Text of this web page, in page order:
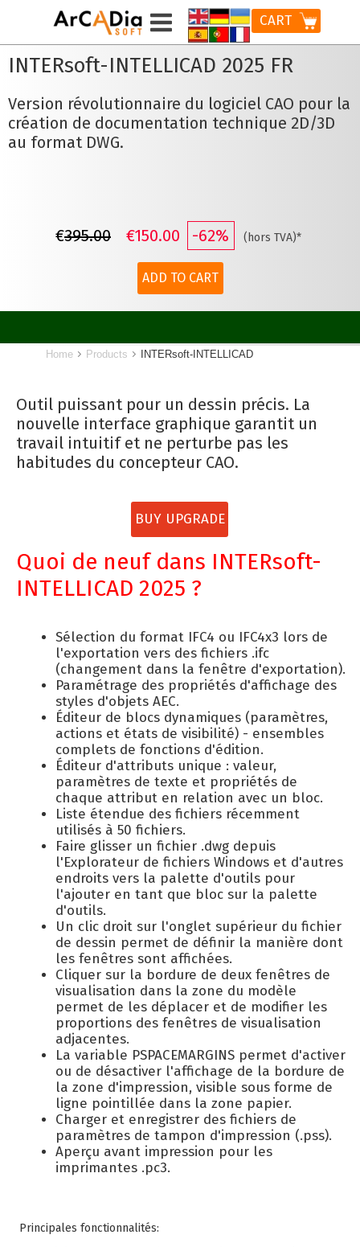
CART
BUY UPGRADE
Principales fonctionnalités:
ADD TO CART
-62%
€150.00
€395.00 (hors TVA)*
Quoi de neuf dans INTERsoft-
INTELLICAD 2025 ?
Sélection du format IFC4 ou IFC4x3 lors de
l'exportation vers des fichiers .ifc
(changement dans la fenêtre d'exportation).
Paramétrage des propriétés d'affichage des
styles d'objets AEC.
Éditeur de blocs dynamiques (paramètres,
actions et états de visibilité) - ensembles
complets de fonctions d'édition.
Éditeur d'attributs unique : valeur,
paramètres de texte et propriétés de
chaque attribut en relation avec un bloc.
Liste étendue des fichiers récemment
utilisés à 50 fichiers.
Faire glisser un fichier .dwg depuis
l'Explorateur de fichiers Windows et d'autres
endroits vers la palette d'outils pour
l'ajouter en tant que bloc sur la palette
d'outils.
Un clic droit sur l'onglet supérieur du fichier
de dessin permet de définir la manière dont
les fenêtres sont affichées.
Cliquer sur la bordure de deux fenêtres de
visualisation dans la zone du modèle
permet de les déplacer et de modifier les
proportions des fenêtres de visualisation
adjacentes.
La variable PSPACEMARGINS permet d'activer
ou de désactiver l'affichage de la bordure de
la zone d'impression, visible sous forme de
ligne pointillée dans la zone papier.
Charger et enregistrer des fichiers de
paramètres de tampon d'impression (.pss).
Aperçu avant impression pour les
imprimantes .pc3.
Home Products INTERsoft-INTELLICAD
Outil puissant pour un dessin précis. La
nouvelle interface graphique garantit un
travail intuitif et ne perturbe pas les
habitudes du concepteur CAO.
INTERsoft-INTELLICAD 2025 FR
Version révolutionnaire du logiciel CAO pour la
création de documentation technique 2D/3D
au format DWG.